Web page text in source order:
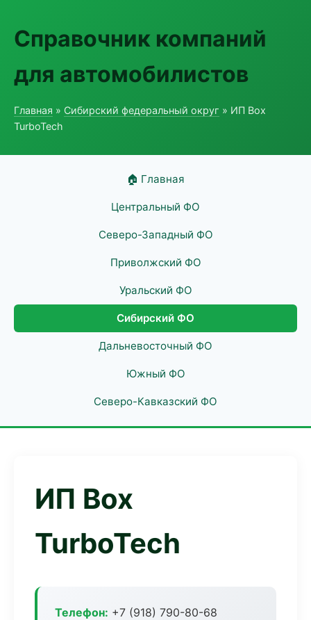
Справочник компаний
для автомобилистов
Главная » Сибирский федеральный округ » ИП Box
TurboTech
🏠 Главная
Центральный ФО
Северо-Западный ФО
Приволжский ФО
Уральский ФО
Сибирский ФО
Дальневосточный ФО
Южный ФО
Северо-Кавказский ФО
ИП Box
TurboTech
Телефон: +7 (918) 790-80-68